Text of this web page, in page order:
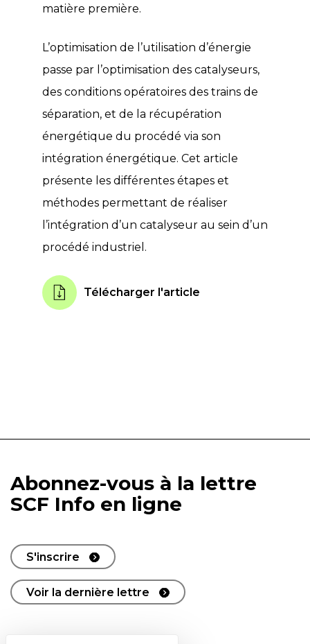
matière première.
L’optimisation de l’utilisation d’énergie
passe par l’optimisation des catalyseurs,
des conditions opératoires des trains de
séparation, et de la récupération
énergétique du procédé via son
intégration énergétique. Cet article
présente les différentes étapes et
méthodes permettant de réaliser
l’intégration d’un catalyseur au sein d’un
procédé industriel.
Télécharger l'article
Abonnez-vous à la lettre
SCF Info en ligne
S'inscrire
Voir la dernière lettre